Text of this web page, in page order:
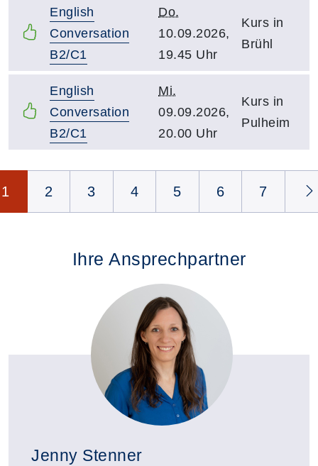
English
Conversation
B2/C1
Do.
10.09.2026,
19.45 Uhr
Kurs in
Brühl
English
Conversation
B2/C1
Mi.
09.09.2026,
20.00 Uhr
Kurs in
Pulheim
1 2 3 4 5 6 7
Ihre Ansprechpartner
Jenny Stenner